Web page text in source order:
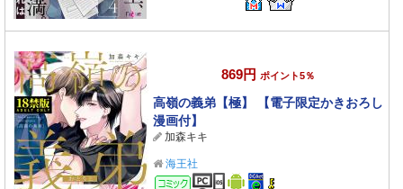
869円 ポイント5％
高嶺の義弟【極】 【電子限定かきおろし
漫画付】
加森キキ
海王社
コミック